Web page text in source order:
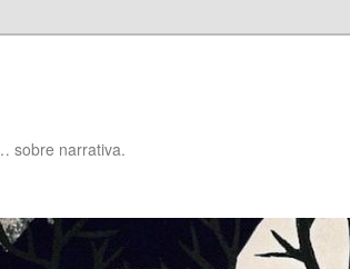
sobre narrativa.